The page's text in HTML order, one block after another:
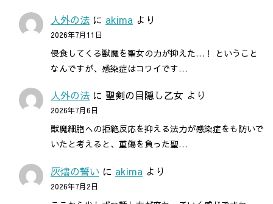
人外の法 に akima より
2026年7月11日
侵食してくる獣魔を聖女の力が抑えた…！ ということ
なんですが、感染症はコワイです…
人外の法 に 聖剣の目隠し乙女 より
2026年7月6日
獣魔細胞への拒絶反応を抑える法力が感染症をも防いで
いたと考えると、重傷を負った聖…
灰燼の誓い に akima より
2026年7月2日